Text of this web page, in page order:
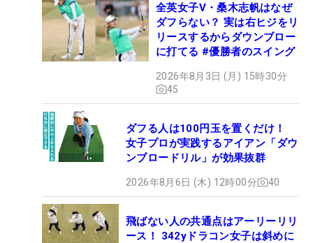
全英女子V・桑木志帆はなぜ
ダフらない？ 実は右ヒジをリ
リースするからダウンブロー
に打てる #優勝者のスイング
2026年8月3日 (月) 15時30分
45
ダフる人は100円玉を置くだけ！
女子プロが実践するアイアン「ダウ
ンブロードリル」が効果抜群
2026年8月6日 (木) 12時00分 40
飛ばない人の共通点はアーリーリリ
ース！ 342yドラコン女子は斜めに